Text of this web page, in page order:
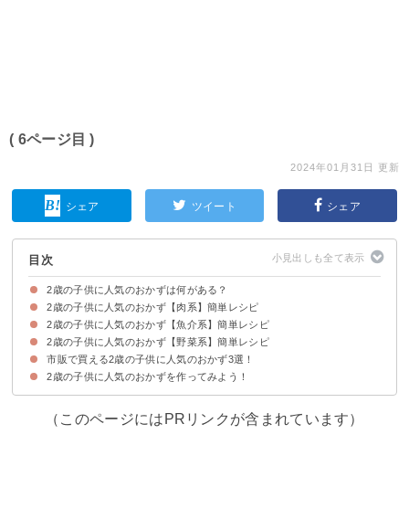
( 6ページ目 )
2024年01月31日 更新
シェア ツイート シェア
目次
2歳の子供に人気のおかずは何がある？
2歳の子供に人気のおかず【肉系】簡単レシピ
①2歳の子供におすすめの鶏ミンチと豆腐のナゲット
②手羽元のオーブン焼き
③野菜入り豆腐ハンバーグ
④鶏むね肉のみそマヨ焼き
⑤2歳でも食べやすい！柔らかい豚カツ
⑥鶏肉ときのこのトマトクリームシチュー
⑦豚肉の人参巻き
2歳の子供に人気のおかず【魚介系】簡単レシピ
①たたきまぐろのふわふわ焼き
②たらのピカタ
③エビとたけのこのしゅうまい
④ぶりのカレーフリッター
⑤2歳の子どももたくさん食べるカレイの煮付け
2歳の子供に人気のおかず【野菜系】簡単レシピ
①2歳の子供も食べやすい！白菜のトロトロ中華煮
②人参とエリンギとささみのバター醤油マヨ炒め
③野菜たっぷりのお好み焼
④野菜と豚バラ肉のミネストローネ
⑤おかずにもおやつにもなるコーンとツナのおやき
⑥カボチャの人気サラダ
⑦大根と鶏肉の煮物
⑧幼児食に人気のブロッコリーのグラタン
⑨野菜たっぷりのおかずになる味噌汁
⑩クラムチャウダー
市販で買える2歳の子供に人気のおかず3選！
①エスビー カレーの王子さま レトルト 70g×3個（414円）
②和光堂 ＢＩＧサイズのグーグーキッチン ふんわりつくねの野菜あんか
③グリコ 1歳からの幼児食 かぼちゃグラタン（239円）
2歳の子供に人気のおかずを作ってみよう！
（このページにはPRリンクが含まれています）